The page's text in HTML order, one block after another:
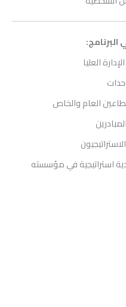
العليا
العام والخاص
استراتيجية في مؤسسته